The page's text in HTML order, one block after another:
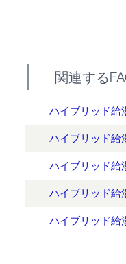
関連する
ハイブリッド給
ハイブリッド給
ハイブリッド給
ハイブリッド給
ハイブリッド給